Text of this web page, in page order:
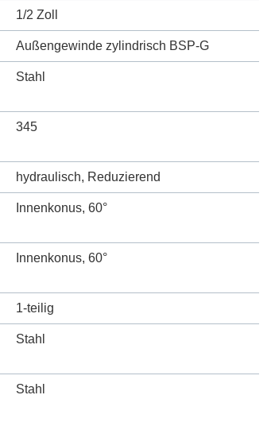
1/2 Zoll
Außengewinde zylindrisch BSP-G
Stahl
345
hydraulisch, Reduzierend
Innenkonus, 60°
Innenkonus, 60°
1-teilig
Stahl
Stahl